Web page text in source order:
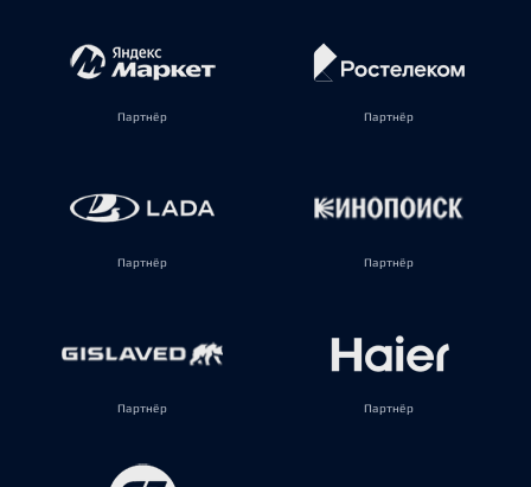
Партнёр Партнёр
Партнёр Партнёр
Партнёр Партнёр